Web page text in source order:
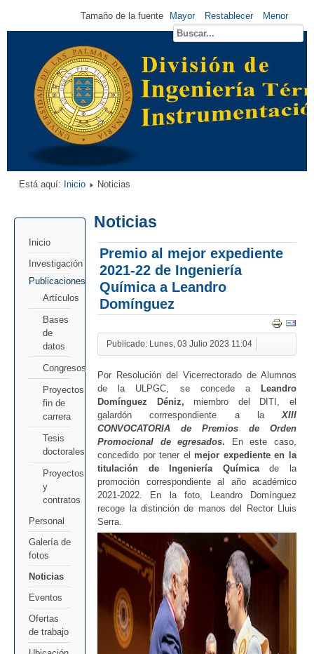
Tamaño de la fuente Mayor Restablecer Menor
Está aquí: Inicio Noticias
Inicio
Investigación
Publicaciones
Artículos
Bases
de
datos
Congresos
Proyectos
fin de
carrera
Tesis
doctorales
Proyectos
y
contratos
Personal
Galería de
fotos
Noticias
Eventos
Ofertas
de trabajo
Noticias
Premio al mejor expediente
2021-22 de Ingeniería
Química a Leandro
Domínguez
Publicado: Lunes, 03 Julio 2023 11:04
Por Resolución del Vicerrectorado de Alumnos
de la ULPGC, se concede a
Leandro
Domínguez Déniz, miembro del DITI, el
galardón corrrespondiente a la XIII
CONVOCATORIA de Premios de Orden
Promocional de egresados. En este caso,
concedido por tener el mejor expediente en la
titulación de Ingeniería Químicade la
promoción correspondiente al año académico
2021-2022. En la foto, Leandro Domínguez
recoge la distinción de manos del Rector Lluis
Serra.